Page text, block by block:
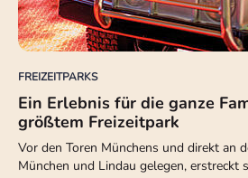
FREIZEITPARKS
Ein Erlebnis für die ganze
größtem Freizeitpark
Vor den Toren Münchens und direkt an
München und Lindau gelegen, erstreckt